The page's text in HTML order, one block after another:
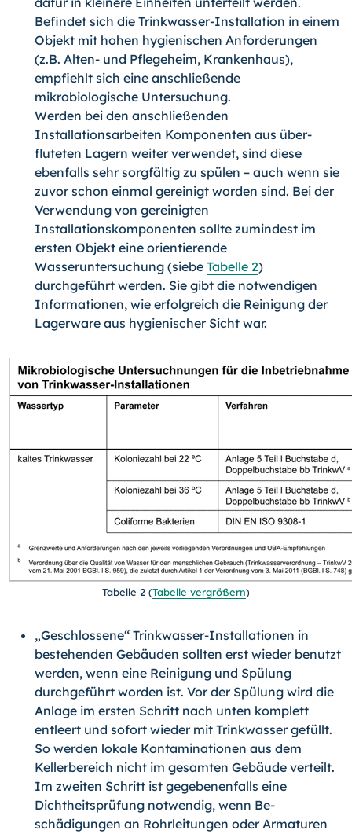
Befindet sich die Trinkwasser-Installation in einem
Objekt mit hohen hygienischen Anforderungen
(z.B. Alten- und Pflegeheim, Krankenhaus),
empfiehlt sich eine anschließende
mikrobiologische Untersuchung.
Werden bei den anschließenden
Installationsarbeiten Komponenten aus über­
fluteten Lagern weiter verwendet, sind diese
ebenfalls sehr sorgfältig zu spülen – auch wenn sie
zuvor schon einmal gereinigt worden sind. Bei der
Verwendung von gereinigten
Installationskomponenten sollte zumindest im
ersten Objekt eine orientierende
Wasseruntersuchung (siebe Tabelle 2)
durchgeführt werden. Sie gibt die notwendigen
Informationen, wie erfolgreich die Reinigung der
Lagerware aus hygienischer Sicht war.
Tabelle 2 (Tabelle vergrößern)
„Geschlossene“ Trinkwasser-Installationen in
bestehenden Gebäuden sollten erst wieder benutzt
werden, wenn eine Reinigung und Spülung
durchgeführt worden ist. Vor der Spülung wird die
Anlage im ersten Schritt nach unten kom­plett
entleert und sofort wieder mit Trinkwasser gefüllt.
So werden lokale Kon­taminationen aus dem
Kellerbereich nicht im gesamten Gebäude verteilt.
Im zweiten Schritt ist gegebenenfalls eine
Dichtheitsprüfung notwendig, wenn Be­
schädigungen an Rohrleitungen oder Armaturen